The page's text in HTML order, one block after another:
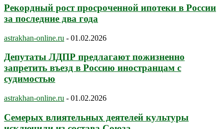
Рекордный рост просроченной ипотеки в России
за последние два года
astrakhan-online.ru - 01.02.2026
Депутаты ЛДПР предлагают пожизненно
запретить въезд в Россию иностранцам с
судимостью
astrakhan-online.ru - 01.02.2026
Семерых влиятельных деятелей культуры